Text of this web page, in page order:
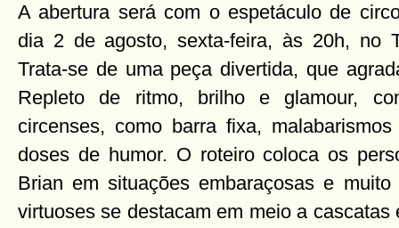
A abertura será com o espetáculo de
dia 2 de agosto, sexta-feira, às 20h, no
Trata-se de uma peça divertida, que
Repleto de ritmo, brilho e glamour,
circenses, como barra fixa,
doses de humor. O roteiro coloca os
Brian em situações embaraçosas e
virtuoses se destacam em meio a